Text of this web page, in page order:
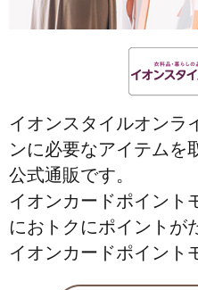
イオンスタイルオンラ
ンに必要なアイテムを
公式通販です。
イオンカードポイント
におトクにポイントが
イオンカードポイント